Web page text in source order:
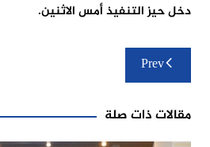
دخل حيز التنفيذ أمس الاثنين.
تصفّح
المقالات
Prev
مقالات ذات صلة